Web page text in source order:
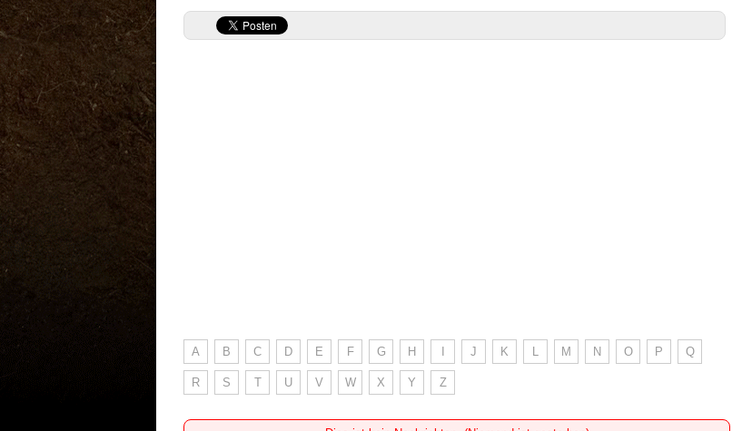
A B C D E F G H J K L M N O P Q
R S T U V W X Y Z